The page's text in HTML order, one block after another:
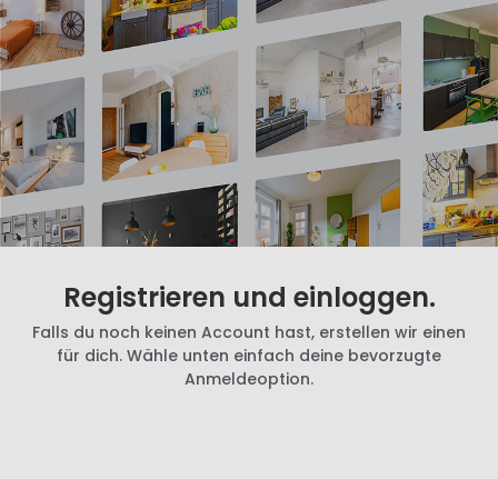
Registrieren und einloggen.
Falls du noch keinen Account hast, erstellen wir einen
für dich. Wähle unten einfach deine bevorzugte
Anmeldeoption.